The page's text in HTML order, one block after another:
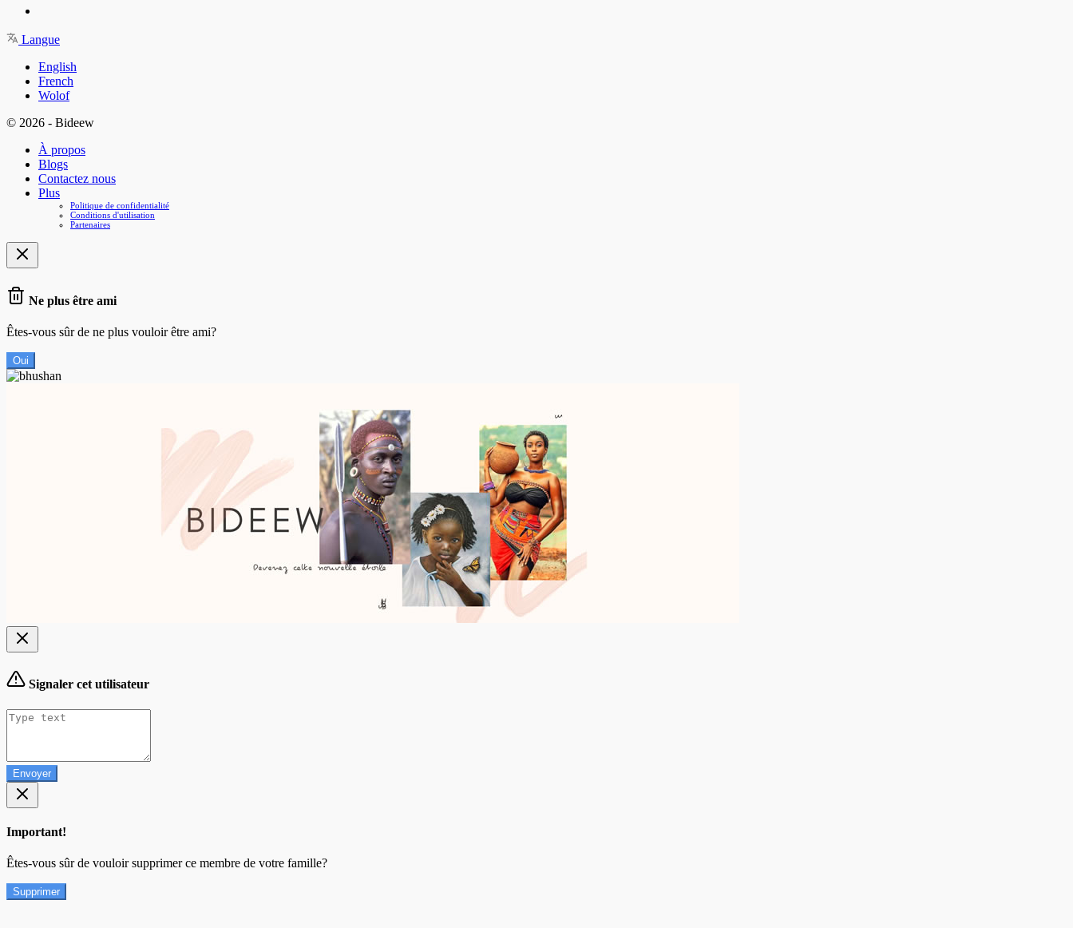
Langue
English
French
Wolof
© 2026 - Bideew
À propos
Blogs
Contactez nous
Plus
Politique de confidentialité
Conditions d'utilisation
Partenaires
Ne plus être ami
Êtes-vous sûr de ne plus vouloir être ami?
Oui
Signaler cet utilisateur
Envoyer
Important!
Êtes-vous sûr de vouloir supprimer ce membre de votre famille?
Supprimer